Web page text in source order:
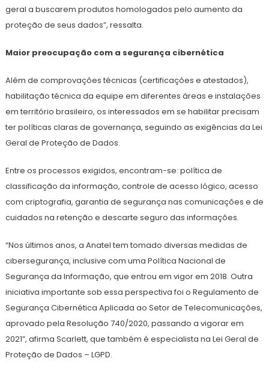
geral a buscarem produtos homologados pelo aumento da
proteção de seus dados”, ressalta.
Maior preocupação com a segurança cibernética
Além de comprovações técnicas (certificações e atestados),
habilitação técnica da equipe em diferentes áreas e instalações
em território brasileiro, os interessados em se habilitar precisam
ter políticas claras de governança, seguindo as exigências da Lei
Geral de Proteção de Dados.
Entre os processos exigidos, encontram-se: política de
classificação da informação, controle de acesso lógico, acesso
com criptografia, garantia de segurança nas comunicações e de
cuidados na retenção e descarte seguro das informações.
“Nos últimos anos, a Anatel tem tomado diversas medidas de
cibersegurança, inclusive com uma Política Nacional de
Segurança da Informação, que entrou em vigor em 2018. Outra
iniciativa importante sob essa perspectiva foi o Regulamento de
Segurança Cibernética Aplicada ao Setor de Telecomunicações,
aprovado pela Resolução 740/2020, passando a vigorar em
2021”, afirma Scarlett, que também é especialista na Lei Geral de
Proteção de Dados – LGPD.